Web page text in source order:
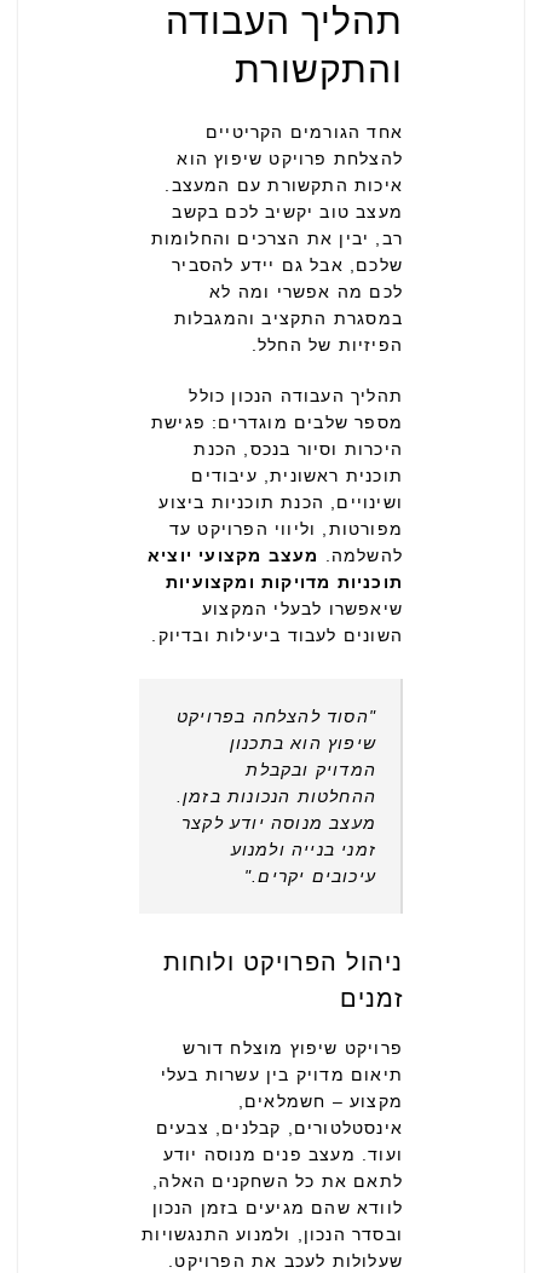
תהליך העבודה
והתקשורת
אחד הגורמים הקריטיים
להצלחת פרויקט שיפוץ הוא
איכות התקשורת עם המעצב.
מעצב טוב יקשיב לכם בקשב
רב, יבין את הצרכים והחלומות
שלכם, אבל גם יידע להסביר
לכם מה אפשרי ומה לא
במסגרת התקציב והמגבלות
הפיזיות של החלל.
תהליך העבודה הנכון כולל
מספר שלבים מוגדרים: פגישת
היכרות וסיור בנכס, הכנת
תוכנית ראשונית, עיבודים
ושינויים, הכנת תוכניות ביצוע
מפורטות, וליווי הפרויקט עד
להשלמה.
מעצב מקצועי יוציא
תוכניות מדויקות ומקצועיות
שיאפשרו לבעלי המקצוע
השונים לעבוד ביעילות ובדיוק.
"הסוד להצלחה בפרויקט
שיפוץ הוא בתכנון
המדויק ובקבלת
ההחלטות הנכונות בזמן.
מעצב מנוסה יודע לקצר
זמני בנייה ולמנוע
עיכובים יקרים."
ניהול הפרויקט ולוחות
זמנים
פרויקט שיפוץ מוצלח דורש
תיאום מדויק בין עשרות בעלי
מקצוע – חשמלאים,
אינסטלטורים, קבלנים, צבעים
ועוד. מעצב פנים מנוסה יודע
לתאם את כל השחקנים האלה,
לוודא שהם מגיעים בזמן הנכון
ובסדר הנכון, ולמנוע התנגשויות
שעלולות לעכב את הפרויקט.